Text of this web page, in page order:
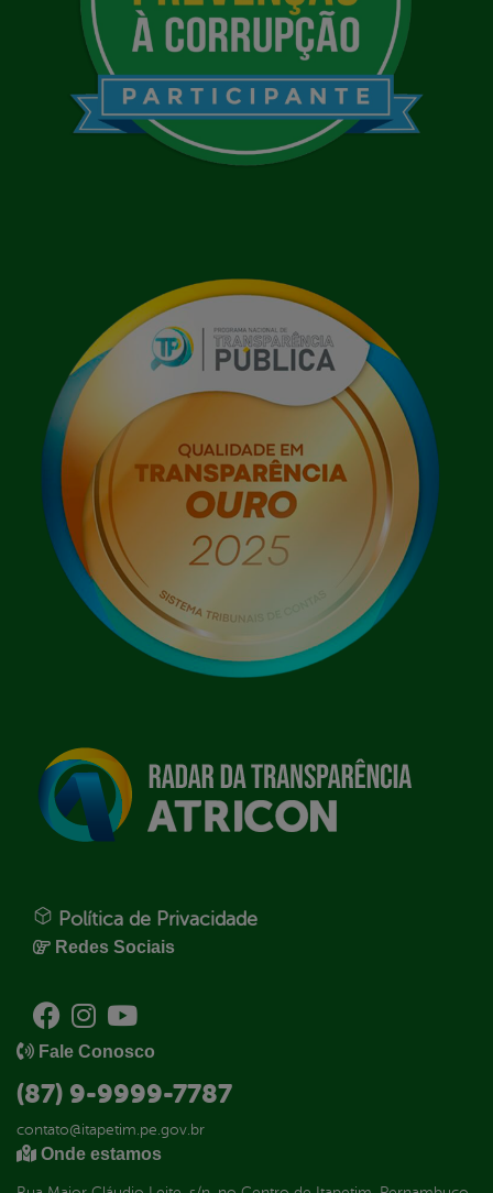
Política de Privacidade
Redes Sociais
Fale Conosco
(87) 9-9999-7787
contato@itapetim.pe.gov.br
Onde estamos